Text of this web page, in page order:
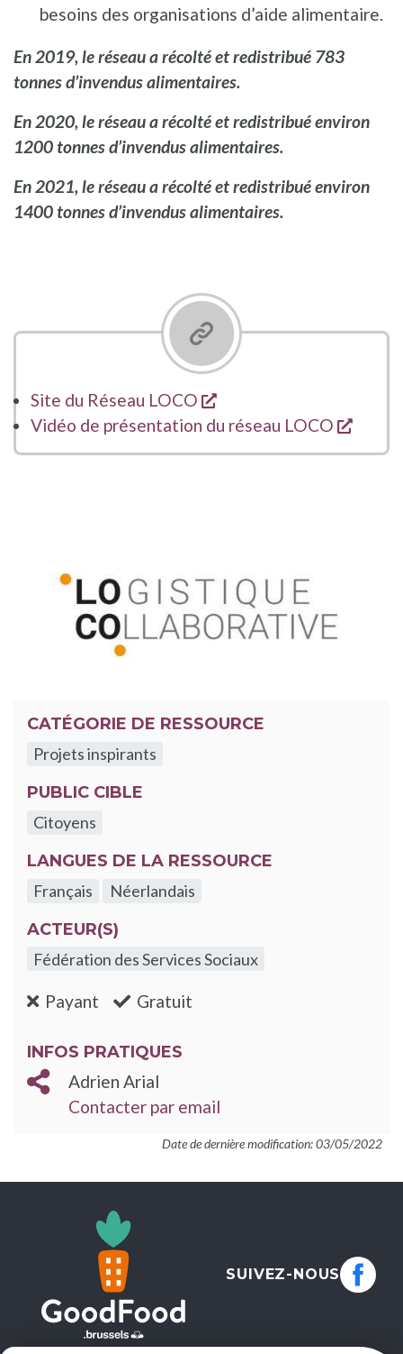
besoins des organisations d’aide alimentaire.
En 2019, le réseau a récolté et redistribué 783
tonnes d’invendus alimentaires.
En 2020, le réseau a récolté et redistribué environ
1200 tonnes d’invendus alimentaires.
En 2021, le réseau a récolté et redistribué environ
1400 tonnes d’invendus alimentaires.
Site du Réseau LOCO
s'ouvre dans une
Vidéo de présentation du réseau LOCO
CATÉGORIE DE RESSOURCE
Projets inspirants
PUBLIC CIBLE
Citoyens
LANGUES DE LA RESSOURCE
Français
Néerlandais
ACTEUR(S)
Fédération des Services Sociaux
Payant :non Gratuit
INFOS PRATIQUES
Adrien Arial
Contacter par email
Date de dernière modification: 03/05/2022
SUIVEZ-NOUS